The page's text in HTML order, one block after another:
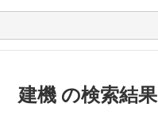
建機 の検索結果